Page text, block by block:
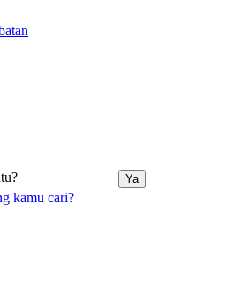
kamu cari?
Ya